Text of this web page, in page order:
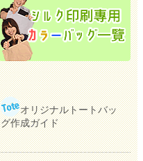
オリジナルトートバッ
グ作成ガイド